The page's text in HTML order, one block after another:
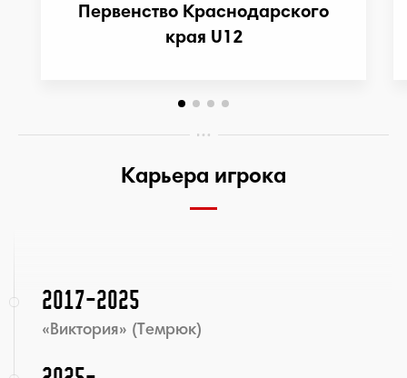
Первенство Краснодарского
края U12
Карьера игрока
2017-2025
«Виктория» (Темрюк)